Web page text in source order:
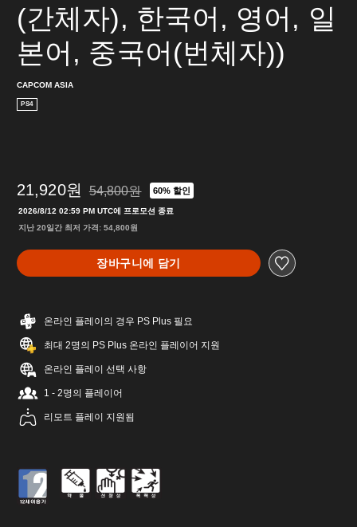
(간체자), 한국어, 영어, 일
본어, 중국어(번체자))
CAPCOM ASIA
PS4
21,920원 54,800원의 원래 가격에서 할인됨
54,800원 60% 할인
2026/8/12 02:59 PM UTC에 프로모션 종료
지난 20일간 최저 가격: 54,800원
장바구니에 담기
온라인 플레이의 경우 PS Plus 필요
최대 2명의 PS Plus 온라인 플레이어 지원
온라인 플레이 선택 사항
1 - 2명의 플레이어
리모트 플레이 지원됨